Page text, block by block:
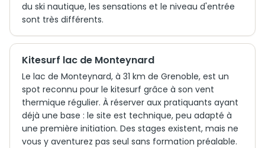
du ski nautique, les sensations et le niveau d'entrée
sont très différents.
Kitesurf lac de Monteynard
Le lac de Monteynard, à 31 km de Grenoble, est un
spot reconnu pour le kitesurf grâce à son vent
thermique régulier. À réserver aux pratiquants ayant
déjà une base : le site est technique, peu adapté à
une première initiation. Des stages existent, mais ne
vous y aventurez pas seul sans formation préalable.